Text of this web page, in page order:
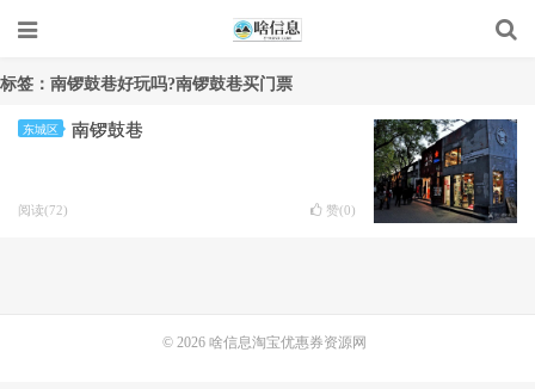
标签：南锣鼓巷好玩吗?南锣鼓巷买门票
东城区 南锣鼓巷
阅读(72) 赞(0)
© 2026 啥信息淘宝优惠券资源网